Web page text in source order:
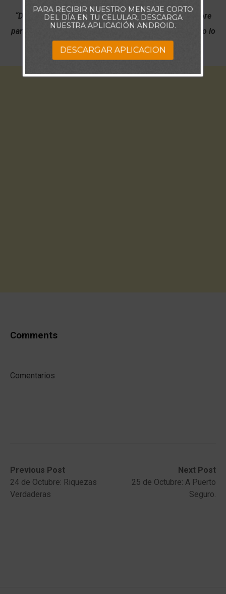
“Dios no es hombre, para que mienta,Ni hijo de hombre
para que se arrepienta.El dijo, ¿y no hará?Habló, ¿y no lo
ejecutará?” (Números 23:19)
Comments
Comentarios
Post
navigation
Previous Post
Previous
post:24 de Octubre: Riquezas
Verdaderas
Next Post
Next
post:
25 de Octubre: A Puerto
Seguro.
PARA RECIBIR NUESTRO MENSAJE CORTO
DEL DÍA EN TU CELULAR, DESCARGA
NUESTRA APLICACIÓN ANDROID.
DESCARGAR APLICACION